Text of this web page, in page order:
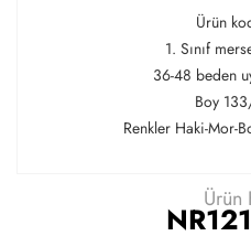
Ürün
1. Sınıf
36-48 beden
Boy
Renkler Haki-Mor-
Ürün